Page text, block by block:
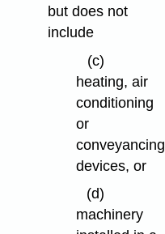
but does not
include
(c)
heating, air
conditioning
or
conveyancing
devices, or
(d)
machinery